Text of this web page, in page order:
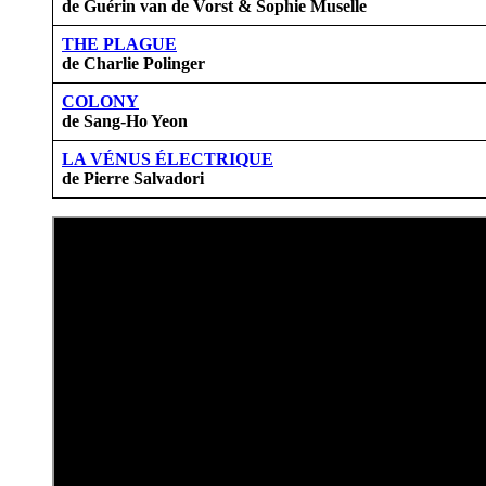
de Guérin van de Vorst & Sophie Muselle
THE PLAGUE
de Charlie Polinger
COLONY
de Sang-Ho Yeon
LA VÉNUS ÉLECTRIQUE
de Pierre Salvadori